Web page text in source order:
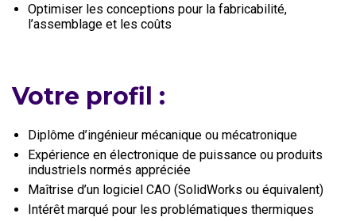
Optimiser les conceptions pour la fabricabilité,
l’assemblage et les coûts
Votre profil :
Diplôme d’ingénieur mécanique ou mécatronique
Expérience en électronique de puissance ou produits
industriels normés appréciée
Maîtrise d’un logiciel CAO (SolidWorks ou équivalent)
Intérêt marqué pour les problématiques thermiques